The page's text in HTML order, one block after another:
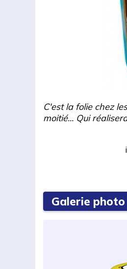
C'est la folie chez
moitié... Qui
Galerie photo